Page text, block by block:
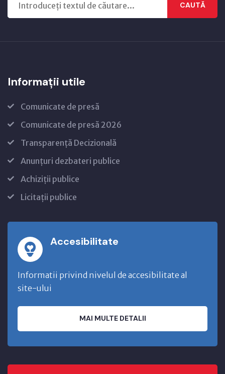
CAUTĂ
Informații utile
Comunicate de presă
Comunicate de presă 2026
Transparență Decizională
Anunțuri dezbateri publice
Achiziții publice
Licitații publice
Accesibilitate
Informatii privind nivelul de accesibilitate al
site-ului
MAI MULTE DETALII